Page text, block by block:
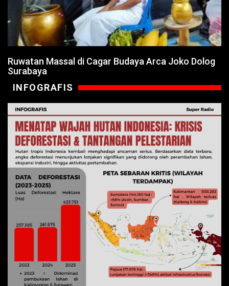
Ruwatan Massal di Cagar Budaya Arca Joko Dolog
Surabaya
INFOGRAFIS